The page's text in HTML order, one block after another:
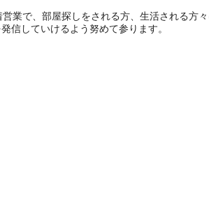
業で、部屋探しをされる方、生活される
信していけるよう努めて参ります。